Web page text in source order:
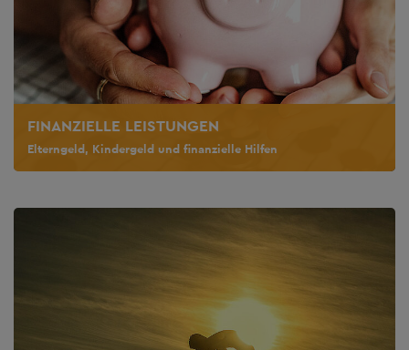
FINANZIELLE LEISTUNGEN
Elterngeld, Kindergeld und finanzielle Hilfen